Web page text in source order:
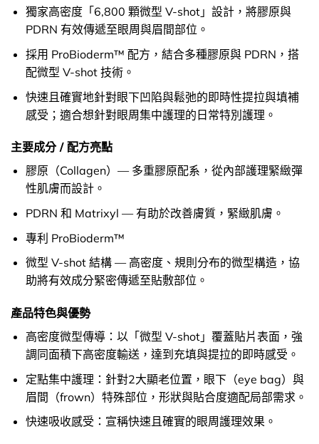
獨家高密度「6,800 顆微型 V-shot」設計，將膠原與
PDRN 有效傳遞至眼周與眉間部位。
採用 ProBioderm™ 配方，結合多種膠原與 PDRN，搭
配微型 V-shot 技術。
快速且確實地針對眼下凹陷與鬆弛的即時性提拉與填補
感受；適合想針對眼周集中護理的日常特別護理。
主要成分 / 配方亮點
膠原（Collagen）— 多重膠原配系，從內部護理緊緻彈
性肌膚而設計。
PDRN 和 Matrixyl — 有助於改善膚質，緊緻肌膚。
專利 ProBioderm™
微型 V-shot 結構 — 高密度、規則分布的微型構造，協
助將有效成分緊密傳遞至貼敷部位。
產品特色與優勢
高密度微型傳導：以「微型 V-shot」覆蓋貼片表面，強
調同面積下高密度輸送，達到充填與提拉的即時感受。
定點集中護理：針對2大顯老位置，眼下（eye bag）與
眉間（frown）特殊部位，形狀與貼合度適配局部需求。
快速吸收感受：宣稱快速且確實的眼周護理效果。